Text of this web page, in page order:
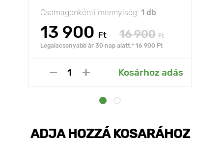
Csomagonkénti mennyiség: 1 db
13 900 Ft 16 900 Ft
Legalacsonyabb ár 30 nap alatt:* 16 900 Ft
Kosárhoz adás
ADJA HOZZÁ KOSARÁHOZ